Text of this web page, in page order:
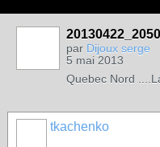
par Dijoux serge
5 mai 2013
Quebec Nord
tkachenko